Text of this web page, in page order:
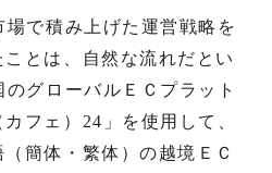
で積み上げた運営戦略を
とは、自然な流れだとい
グローバルＥＣプラット
フェ）24」を使用して、
簡体・繁体）の越境ＥＣ